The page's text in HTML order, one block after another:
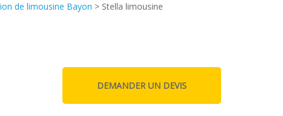
de limousine Bayon > Stella limousine